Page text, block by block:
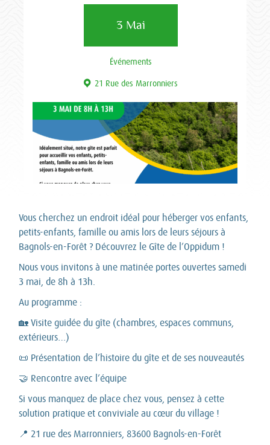
3 Mai
Événements
21 Rue des Marronniers
Vous cherchez un endroit idéal pour héberger vos enfants,
petits-enfants, famille ou amis lors de leurs séjours à
Bagnols-en-Forêt ? Découvrez le Gîte de l’Oppidum !
Nous vous invitons à une matinée portes ouvertes samedi
3 mai, de 8h à 13h.
Au programme :
🏡 Visite guidée du gîte (chambres, espaces communs,
extérieurs…)
📜 Présentation de l’histoire du gîte et de ses nouveautés
🤝 Rencontre avec l’équipe
Si vous manquez de place chez vous, pensez à cette
solution pratique et conviviale au cœur du village !
📍 21 rue des Marronniers, 83600 Bagnols-en-Forêt